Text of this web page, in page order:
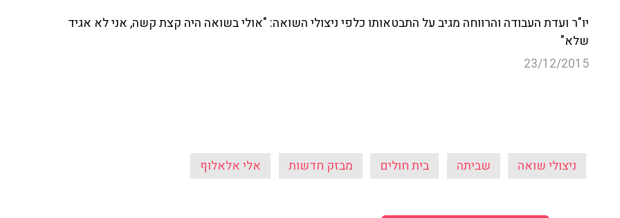
יו"ר ועדת העבודה והרווחה מגיב על התבטאותו כלפי ניצולי השואה: "אולי בשואה היה קצת קשה, אני לא אגיד
שלא"
23/12/2015
ניצולי שואה שביתה בית חולים מבזק חדשות אלי אלאלוף